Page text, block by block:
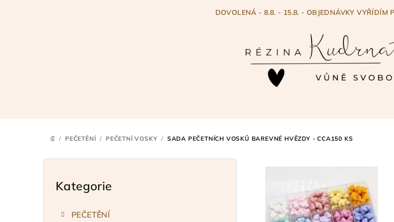
DOVOLENÁ - 8.8. - 15.8. - OBJEDNÁVKY VYŘÍDÍM
DOMŮ
/ PEČETĚNÍ / PEČETNÍ VOSKY / SADA PEČETNÍCH VOSKŮ BAREVNÉ HVĚZDY - CCA150 KS
P
Přeskočit
kategorie
Kategorie
PEČETĚNÍ